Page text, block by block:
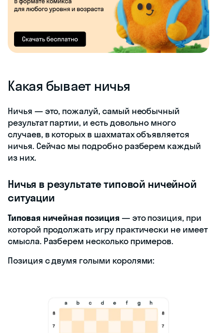
Какая бывает ничья
Ничья — это, пожалуй, самый необычный
результат партии, и есть довольно много
случаев, в которых в шахматах объявляется
ничья. Сейчас мы подробно разберем каждый
из них.
Ничья в результате типовой ничейной
ситуации
Типовая ничейная позиция — это позиция, при
которой продолжать игру практически не имеет
смысла. Разберем несколько примеров.
Позиция с двумя голыми королями: